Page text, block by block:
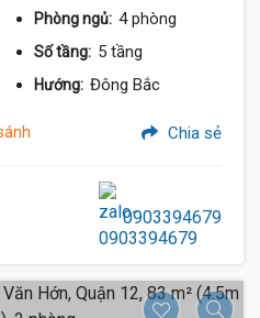
Phòng ngủ: 4 phòng
Số tầng: 5 tầng
Hướng: Đông Bắc
Chia sẻ
0903394679